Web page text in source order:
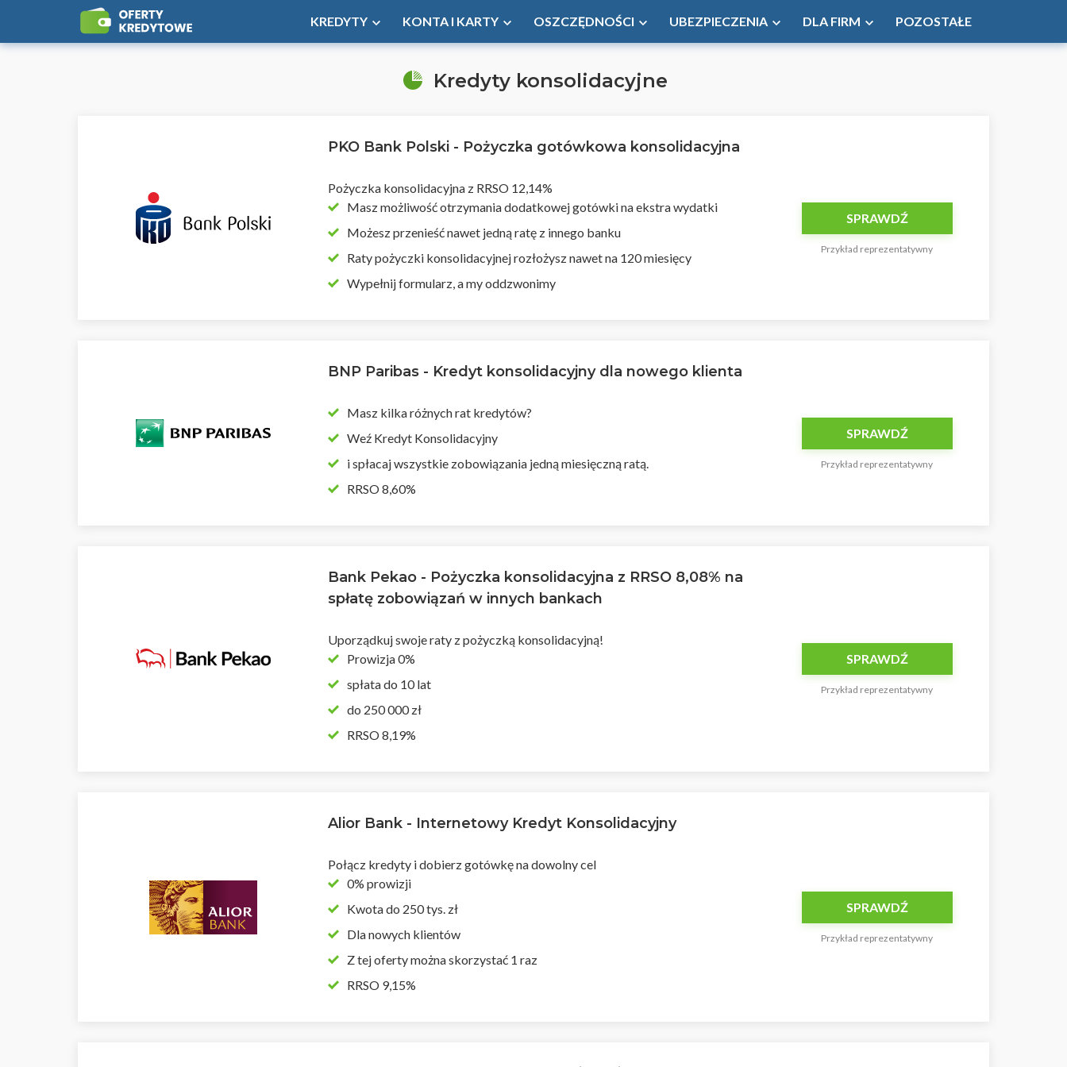
KREDYTY KONTA I KARTY OSZCZĘDNOŚCI UBEZPIECZENIA DLA FIRM POZOSTAŁE
Kredyty konsolidacyjne
PKO Bank Polski - Pożyczka gotówkowa konsolidacyjna
Pożyczka konsolidacyjna z RRSO 12,14%
Masz możliwość otrzymania dodatkowej gotówki na ekstra wydatki
Możesz przenieść nawet jedną ratę z innego banku
Raty pożyczki konsolidacyjnej rozłożysz nawet na 120 miesięcy
Wypełnij formularz, a my oddzwonimy
SPRAWDŹ
Przykład reprezentatywny
BNP Paribas - Kredyt konsolidacyjny dla nowego klienta
Masz kilka różnych rat kredytów?
Weź Kredyt Konsolidacyjny
i spłacaj wszystkie zobowiązania jedną miesięczną ratą.
RRSO 8,60%
SPRAWDŹ
Przykład reprezentatywny
Bank Pekao - Pożyczka konsolidacyjna z RRSO 8,08% na
spłatę zobowiązań w innych bankach
Uporządkuj swoje raty z pożyczką konsolidacyjną!
Prowizja 0%
spłata do 10 lat
do 250 000 zł
RRSO 8,19%
SPRAWDŹ
Przykład reprezentatywny
Alior Bank - Internetowy Kredyt Konsolidacyjny
Połącz kredyty i dobierz gotówkę na dowolny cel
0% prowizji
Kwota do 250 tys. zł
Dla nowych klientów
Z tej oferty można skorzystać 1 raz
RRSO 9,15%
SPRAWDŹ
Przykład reprezentatywny